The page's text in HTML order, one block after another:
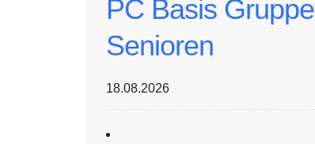
PC Basis
Senioren
18.08.2026